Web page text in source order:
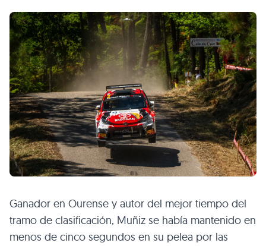
Ganador en Ourense y autor del mejor tiempo del
tramo de clasificación, Muñiz se había mantenido en
menos de cinco segundos en su pelea por las